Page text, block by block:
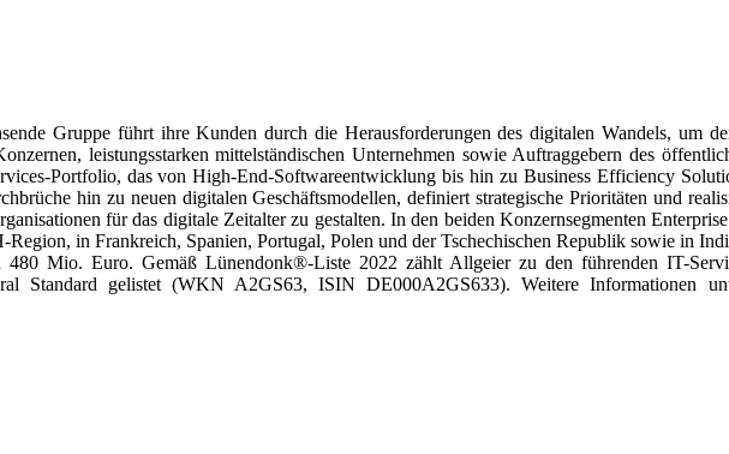
Gruppe führt ihre Kunden durch die Herausforderungen des digitalen Wandels, um
leistungsstarken mittelständischen Unternehmen sowie Auftraggebern des
Portfolio, das von High-End-Softwareentwicklung bis hin zu Business Efficiency
hin zu neuen digitalen Geschäftsmodellen, definiert strategische Prioritäten und
für das digitale Zeitalter zu gestalten. In den beiden Konzernsegmenten
in Frankreich, Spanien, Portugal, Polen und der Tschechischen Republik sowie in
Mio. Euro. Gemäß Lünendonk®-Liste 2022 zählt Allgeier zu den führenden IT-
Standard gelistet (WKN A2GS63, ISIN DE000A2GS633). Weitere Informationen